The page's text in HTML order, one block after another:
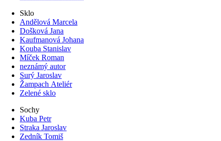
Sklo
Andělová Marcela
Došková Jana
Kaufmanová Johana
Kouba Stanislav
Míček Roman
neznámý autor
Surý Jaroslav
Žampach Ateliér
Zelené sklo
Sochy
Kuba Petr
Straka Jaroslav
Zedník Tomiš